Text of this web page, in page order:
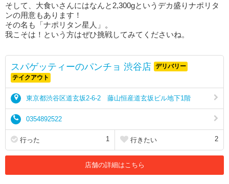
そして、大食いさんにはなんと2,300gというデカ盛りナポリタ
ンの用意もあります！
その名も「ナポリタン星人」。
我こそは！という方はぜひ挑戦してみてくださいね。
スパゲッティーのパンチョ 渋谷店 デリバリー
テイクアウト
東京都渋谷区道玄坂2-6-2 藤山恒産道玄坂ビル地下1階
0354892522
行った 1 行きたい 2
店舗の詳細はこちら